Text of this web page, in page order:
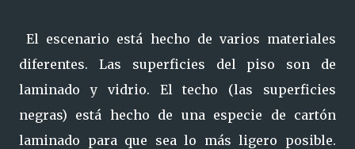
El escenario está hecho de varios materiales
diferentes. Las superficies del piso son de
laminado y vidrio. El techo (las superficies
negras) está hecho de una especie de cartón
laminado para que sea lo más ligero posible.